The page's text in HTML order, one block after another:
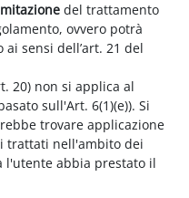
del trattamento
ovvero potrà
sensi dell’art. 21 del
20) non si applica al
sull'Art. 6(1)(e)). Si
trovare applicazione
trattati nell'ambito dei
l'utente abbia prestato il